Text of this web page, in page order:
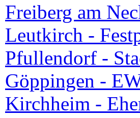
Freiberg am
Leutkirch -
Pfullendorf -
Göppingen -
Kirchheim -